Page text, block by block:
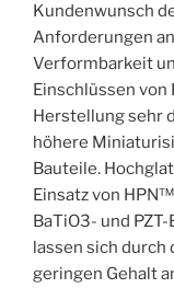
Kundenwunsch
Anforderungen
Verformbarkeit
Einschlüssen
Herstellung sehr
höhere
Bauteile.
Einsatz von
BaTiO3- und
lassen sich durch
geringen Gehalt